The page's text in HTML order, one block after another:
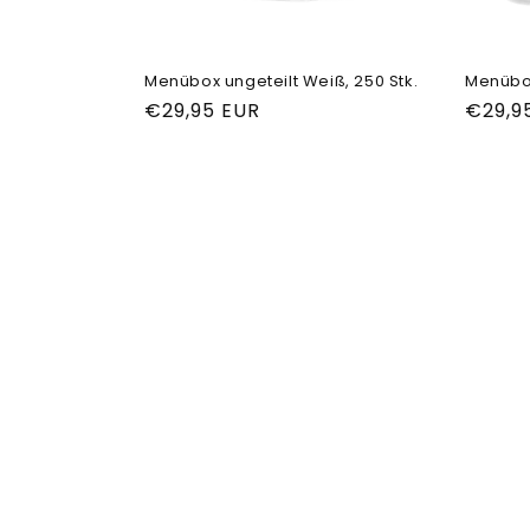
e
:
Menübox ungeteilt Weiß, 250 Stk.
Normaler
€29,95 EUR